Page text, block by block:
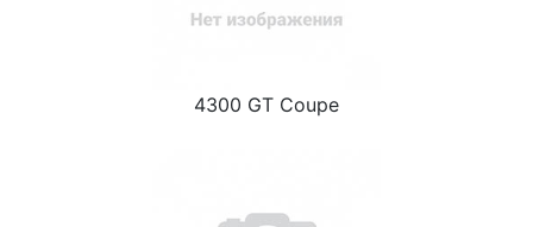
4300 GT Coupe